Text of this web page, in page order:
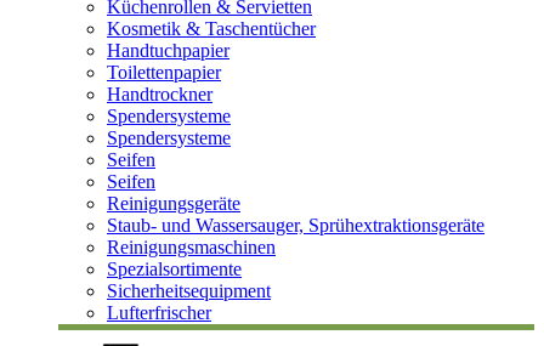
Küchenrollen & Servietten
Kosmetik & Taschentücher
Handtuchpapier
Toilettenpapier
Handtrockner
Spendersysteme
Spendersysteme
Seifen
Seifen
Reinigungsgeräte
Staub- und Wassersauger, Sprühextraktionsgeräte
Reinigungsmaschinen
Spezialsortimente
Sicherheitsequipment
Lufterfrischer